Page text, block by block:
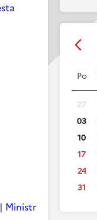
Po
27
03
10
17
24
31
Ministr